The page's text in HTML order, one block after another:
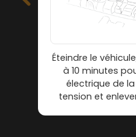
Éteindre le
à 10 minutes
électrique de
tension et